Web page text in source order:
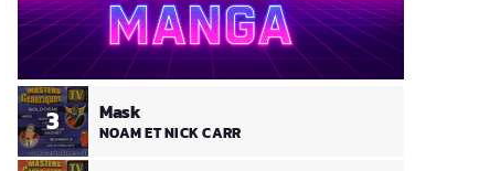
3 Mask
NOAM ET NICK CARR